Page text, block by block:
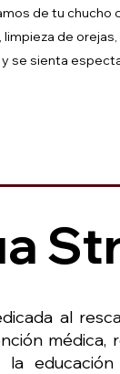
de tu
limpieza de
y se sienta
al
la